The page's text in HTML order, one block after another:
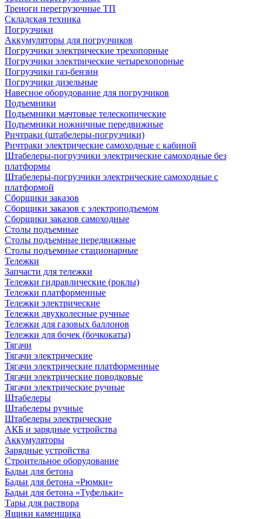
Треноги перегрузочные ТП
Складская техника
Погрузчики
Аккумуляторы для погрузчиков
Погрузчики электрические трехопорные
Погрузчики электрические четырехопорные
Погрузчики газ-бензин
Погрузчики дизельные
Навесное оборудование для погрузчиков
Подъемники
Подъемники мачтовые телескопические
Подъемники ножничные передвижные
Ричтраки (штабелеры-погрузчики)
Ричтраки электрические самоходные с кабиной
Штабелеры-погрузчики электрические самоходные без
платформы
Штабелеры-погрузчики электрические самоходные с
платформой
Сборщики заказов
Сборщики заказов с электроподъемом
Сборщики заказов самоходные
Столы подъемные
Столы подъемные передвижные
Столы подъемные стационарные
Тележки
Запчасти для тележки
Тележки гидравлические (роклы)
Тележки платформенные
Тележки электрические
Тележки двухколесные ручные
Тележки для газовых баллонов
Тележки для бочек (бочкокаты)
Тягачи
Тягачи электрические
Тягачи электрические платформенные
Тягачи электрические поводковые
Тягачи электрические ручные
Штабелеры
Штабелеры ручные
Штабелеры электрические
АКБ и зарядные устройства
Аккумуляторы
Зарядные устройства
Строительное оборудование
Бадьи для бетона
Бадьи для бетона «Рюмки»
Бадьи для бетона «Туфельки»
Тары для раствора
Ящики каменщика